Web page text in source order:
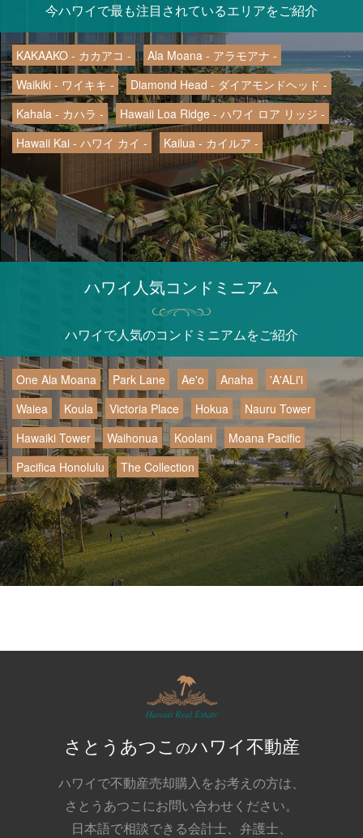
今ハワイで最も注目されているエリアをご紹介
KAKAAKO - カカアコ -
Ala Moana - アラモアナ -
Waikiki - ワイキキ -
Diamond Head - ダイアモンドヘッド -
Kahala - カハラ -
Hawaii Loa Ridge - ハワイ ロア リッジ -
Hawaii Kai - ハワイ カイ -
Kailua - カイルア -
ハワイ人気コンドミニアム
ハワイで人気のコンドミニアムをご紹介
One Ala Moana Park Lane Ae'o Anaha
'A'ALi'i
Waiea
Koula Victoria Place Hokua
Nauru Tower
Hawaiki Tower
Waihonua Koolani
Moana Pacific
Pacifica Honolulu
The Collection
さとうあつこ のハワイ不動産
ハワイで不動産売却購入をお考えの方は、
さとうあつこにお問い合わせください。
日本語で相談できる会計士、弁護士、